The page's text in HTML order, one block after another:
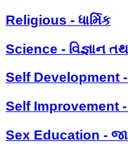
Religious - ધાર્મિક
Science - વિજ્ઞાન
Self Development -
Self Improvement
Sex Education -